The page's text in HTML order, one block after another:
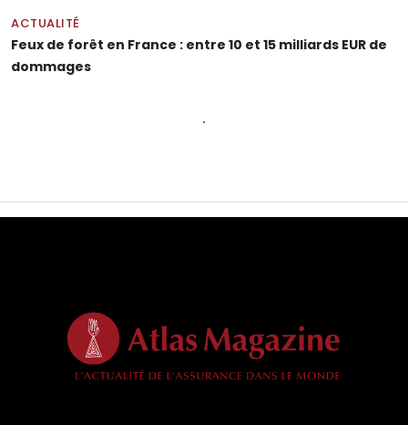
ACTUALITÉ
Feux de forêt en France : entre 10 et 15 milliards EUR de
dommages